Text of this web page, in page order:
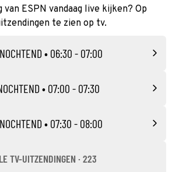
ESPN vandaag live kijken? Op
te zien op tv.
• 06:30 - 07:00
• 07:00 - 07:30
• 07:30 - 08:00
TV-UITZENDINGEN · 223